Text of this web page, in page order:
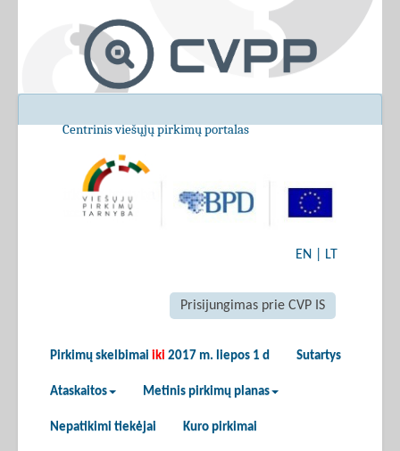
Centrinis viešųjų pirkimų portalas
EN LT
Prisijungimas prie CVP IS
Pirkimų skelbimai iki 2017 m. liepos 1 d Sutartys
Ataskaitos Metinis pirkimų planas
Nepatikimi tiekėjai Kuro pirkimai